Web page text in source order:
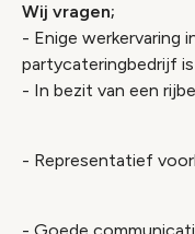
Wij vragen;
- Enige werkervaring
partycateringbedrijf is
- In bezit van een
- Representatief